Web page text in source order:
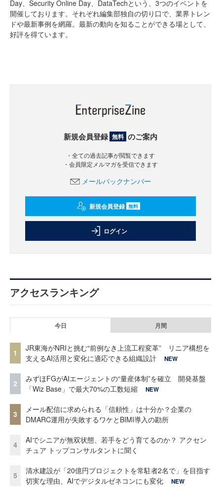
Day、Security Online Day、DataTechという、3つのイベントを
開催しております。それぞれ編集部独自の切り口で、業界トレン
ドや最新事例を網羅。最新の動向を知ることができる場として、
好評を得ています。
新規会員登録 無料 のご案内
・全ての過去記事が閲覧できます
・会員限定メルマガを受信できます
メールバックナンバー
新規会員登録 無料
ログイン
アクセスランキング
今日 月間
1
JR東海がNRIと挑む“前例なき上流工程変革” リニア構想を
支えるAI活用と変化に適応できる組織設計
NEW
2
みずほFGがAIエージェントの“量産体制”を確立 開発基盤
「Wiz Base」で最大70%の工数短縮
NEW
3
メール配信に求められる「信頼性」は十分か？企業の
DMARC運用が失敗するワケとBIMI導入の勘所
4
AIでシニアが無双状態、若手をどう育てるのか？ アクセン
チュア トップコンサルタントに聞く
5
清水建設が「20億円プロジェクトを常駐者2名で」を目指す
切実な理由、AIでデジタルゼネコンにも変化
NEW